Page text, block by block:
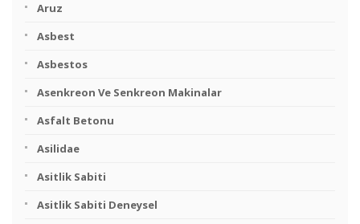
Aruz
Asbest
Asbestos
Asenkreon Ve Senkreon Makinalar
Asfalt Betonu
Asilidae
Asitlik Sabiti
Asitlik Sabiti Deneysel